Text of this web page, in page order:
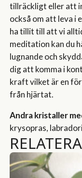
tillräckligt eller att
också om att leva i
ha tillit till att vi
meditation kan du
lugnande och
dig att komma i
kraft vilket är en
från hjärtat.
Andra kristaller
krysopras,